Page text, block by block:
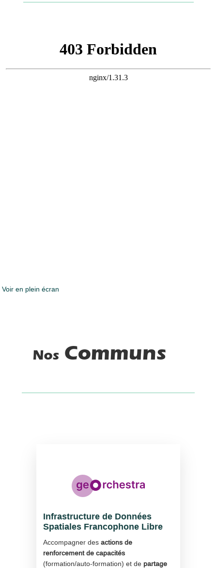
Voir en plein écran
Nos Communs
Infrastructure de Données
Spatiales Francophone Libre
Accompagner desactions de
renforcement de capacités
(formation/auto-formation) et de partage